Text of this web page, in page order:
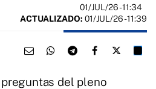
01/JUL/26- 11:34
ACTUALIZADO: 01/JUL/26 - 11:39
del pleno